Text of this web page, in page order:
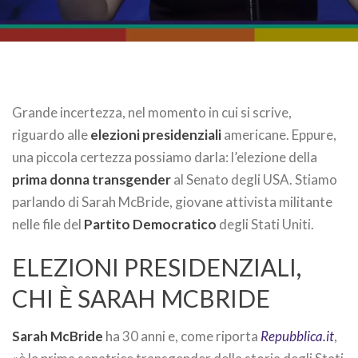
Grande incertezza, nel momento in cui si scrive,
riguardo alleelezioni presidenzialiamericane. Eppure,
una piccola certezza possiamo darla: l’elezione della
prima donna transgenderal Senato degli USA. Stiamo
parlando di Sarah McBride, giovane attivista militante
nelle file del Partito Democratico degli Stati Uniti.
ELEZIONI PRESIDENZIALI,
CHI È SARAH MCBRIDE
Sarah McBride ha 30 anni e, come riporta Repubblica.it,